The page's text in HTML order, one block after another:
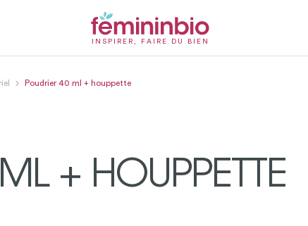
INSPIRER, FAIRE DU BIEN
Poudrier 40 ml + houppette
+ HOUPPETTE